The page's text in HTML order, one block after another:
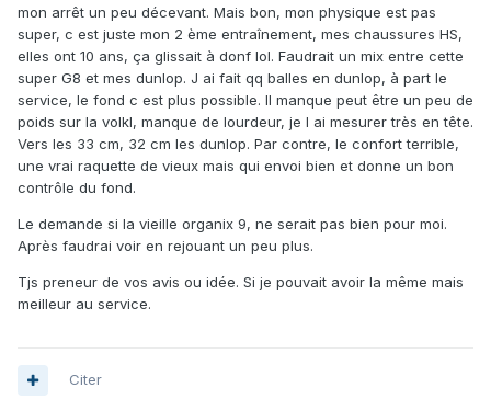
mon arrêt un peu décevant. Mais bon, mon physique est pas
super, c est juste mon 2 ème entraînement, mes chaussures HS,
elles ont 10 ans, ça glissait à donf lol. Faudrait un mix entre cette
super G8 et mes dunlop. J ai fait qq balles en dunlop, à part le
service, le fond c est plus possible. Il manque peut être un peu de
poids sur la volkl, manque de lourdeur, je l ai mesurer très en tête.
Vers les 33 cm, 32 cm les dunlop. Par contre, le confort terrible,
une vrai raquette de vieux mais qui envoi bien et donne un bon
contrôle du fond.
Le demande si la vieille organix 9, ne serait pas bien pour moi.
Après faudrai voir en rejouant un peu plus.
Tjs preneur de vos avis ou idée. Si je pouvait avoir la même mais
meilleur au service.
Citer